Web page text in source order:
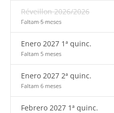
Réveillon 2026/2026
Faltam 5 meses
Enero 2027 1ª quinc.
Faltam 5 meses
Enero 2027 2ª quinc.
Faltam 6 meses
Febrero 2027 1ª quinc.